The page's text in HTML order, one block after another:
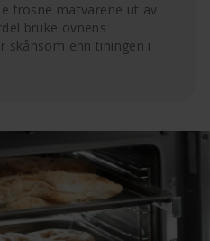
frosne matvarene ut av
bruke ovnens
skånsom enn tiningen i